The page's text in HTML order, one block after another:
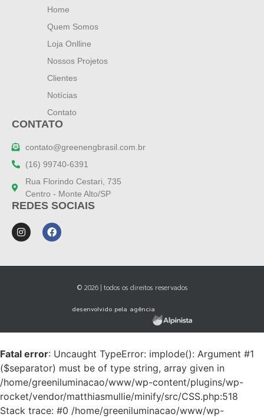
Home
Quem Somos
Loja Onlline
Nossos Projetos
Clientes
Notícias
Contato
CONTATO
contato@greenengbrasil.com.br
(16) 99740-6391
Rua Florindo Cestari, 735
Centro - Monte Alto/SP
REDES SOCIAIS
© 2026 | todos os direitos reservados
desenvolvido pela agência
Fatal error: Uncaught TypeError: implode(): Argument #1
($separator) must be of type string, array given in
/home/greeniluminacao/www/wp-content/plugins/wp-
rocket/vendor/matthiasmullie/minify/src/CSS.php:518
Stack trace: #0 /home/greeniluminacao/www/wp-